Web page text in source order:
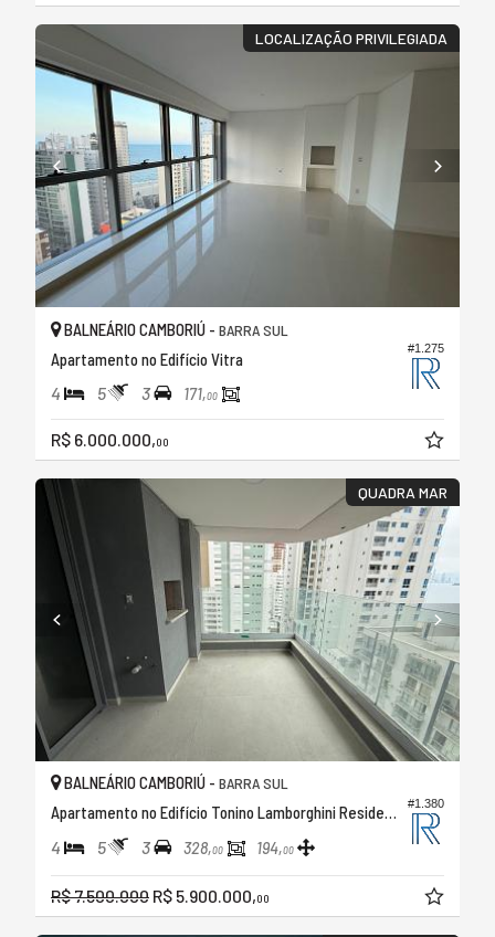
LOCALIZAÇÃO PRIVILEGIADA
#1.275
BALNEÁRIO CAMBORIÚ - BARRA SUL
Apartamento no Edifício Vitra
4 5 3 171,00
R$ 6.000.000,00
QUADRA MAR
#1.380
BALNEÁRIO CAMBORIÚ - BARRA SUL
Apartamento no Edifício Tonino Lamborghini Residence
4 5 3 328,00 194,00
R$ 7.500.000 R$ 5.900.000,00